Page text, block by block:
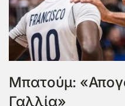
Μπατούμ:
Γαλλία»